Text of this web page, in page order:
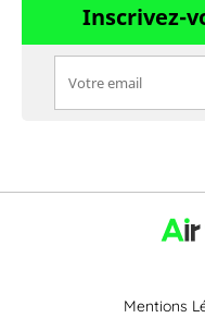
Inscrivez-
Mentions